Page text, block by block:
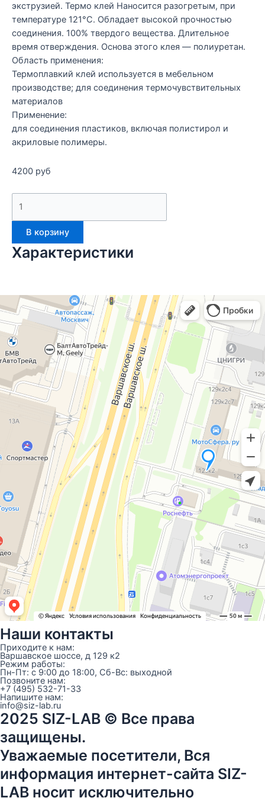
экструзией. Термо клей Наносится разогретым, при
температуре 121°С. Обладает высокой прочностью
соединения. 100% твердого вещества. Длительное
время отверждения. Основа этого клея — полиуретан.
Область применения:
Термоплавкий клей используется в мебельном
производстве; для соединения термочувствительных
материалов
Применение:
для соединения пластиков, включая полистирол и
акриловые полимеры.
4200 руб
В корзину
Характеристики
Наши контакты
Приходите к нам:
Варшавское шоссе, д 129 к2
Режим работы:
Пн-Пт: с 9:00 до 18:00, Сб-Вс: выходной
Позвоните нам:
+7 (495) 532-71-33
Напишите нам:
info@siz-lab.ru
2025 SIZ-LAB © Все права
защищены.
Уважаемые посетители, Вся
информация интернет-сайта SIZ-
LAB носит исключительно